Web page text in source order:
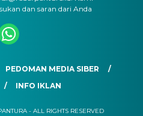
dan saran dari Anda
PEDOMAN MEDIA SIBER
INFO IKLAN
- ALL RIGHTS RESERVED